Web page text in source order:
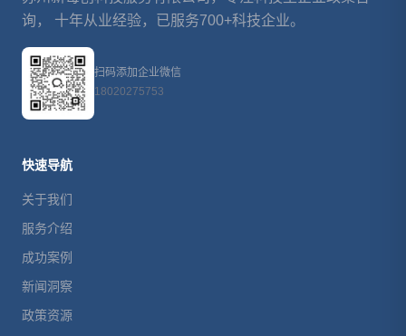
询， 十年从业经验，已服务700+科技企业。
扫码添加企业微信
18020275753
快速导航
关于我们
服务介绍
成功案例
新闻洞察
政策资源